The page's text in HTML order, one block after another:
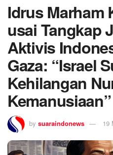
Idrus Marham
usai Tangkap
Aktivis
Gaza: “Israel
Kehilangan
Kemanusiaan”
by suaraindonews 19